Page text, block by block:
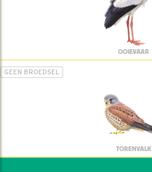
OOIEVAAR
GEEN BROEDSEL
TORENVALK